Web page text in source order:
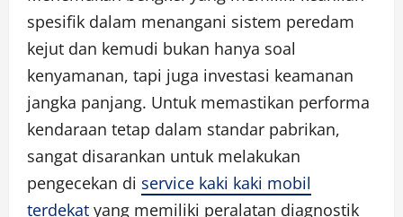
spesifik dalam menangani sistem peredam
kejut dan kemudi bukan hanya soal
kenyamanan, tapi juga investasi keamanan
jangka panjang. Untuk memastikan performa
kendaraan tetap dalam standar pabrikan,
sangat disarankan untuk melakukan
pengecekan di service kaki kaki mobil
terdekat yang memiliki peralatan diagnostik